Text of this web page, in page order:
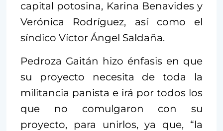
capital potosina, Karina Benavides y
Verónica Rodríguez, así como el
síndico Víctor Ángel Saldaña.
Pedroza Gaitán hizo énfasis en que
su proyecto necesita de toda la
militancia panista e irá por todos los
que no comulgaron con su
proyecto, para unirlos, ya que, “la